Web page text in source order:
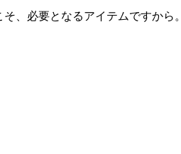
、必要となるアイテムですから。